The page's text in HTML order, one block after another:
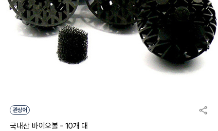
관상어
국내산 바이오볼 - 10개 대